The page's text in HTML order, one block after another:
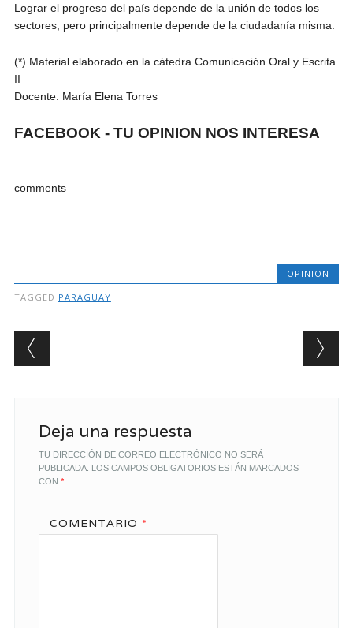
Lograr el progreso del país depende de la unión de todos los
sectores, pero principalmente depende de la ciudadanía misma.
(*) Material elaborado en la cátedra Comunicación Oral y Escrita
II
Docente: María Elena Torres
FACEBOOK - TU OPINION NOS INTERESA
comments
OPINION
TAGGED PARAGUAY
Post navigation
Deja una respuesta
TU DIRECCIÓN DE CORREO ELECTRÓNICO NO SERÁ
PUBLICADA. LOS CAMPOS OBLIGATORIOS ESTÁN MARCADOS
CON *
COMENTARIO *